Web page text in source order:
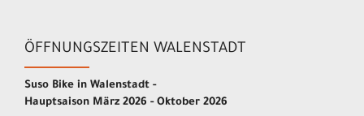
ÖFFNUNGSZEITEN WALENSTADT
Suso Bike in Walenstadt -
Hauptsaison März 2026 - Oktober 2026